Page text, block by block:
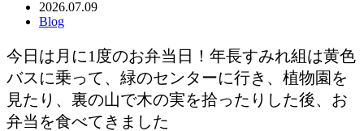
2026.07.09
Blog
今日は月に1度のお弁当日！年長すみれ組は黄色
バスに乗って、緑のセンターに行き、植物園を
見たり、裏の山で木の実を拾ったりした後、お
弁当を食べてきました